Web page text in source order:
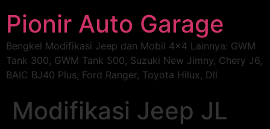
Pionir Auto Garage
Bengkel Modifikasi Jeep dan Mobil 4×4 Lainnya: GWM
Tank 300, GWM Tank 500, Suzuki New Jimny, Chery J6,
BAIC BJ40 Plus, Ford Ranger, Toyota Hilux, Dll
Modifikasi Jeep JL